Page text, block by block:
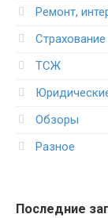
Ремонт,
Страхование
ТСЖ
Обзоры
Разное
Последние